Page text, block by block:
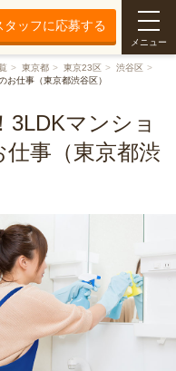
タッフに応募する
メニュー
東京都 東京23区
渋谷区
仕事（東京都渋谷区）
3LDKマンショ
事（東京都渋